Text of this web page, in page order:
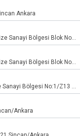
Ankara
Ahi Evran Osb Mah. A. O. S. Blv. Aso 1 Organize Sanayi Bölgesi Blok No:1 İç Kapı No:1B10 Sincan / Ankara
Ahi Evran Osb Mah. A. O. S. Blv. Aso 1 Organize Sanayi Bölgesi Blok No:1 İç Kapı No:z14 Sincan / Ankara
Ahi Evran Osb Mah. Aso Blv. Aso 1. Organize Sanayi Bölgesi No:1/Z13 Sincan
Ankara